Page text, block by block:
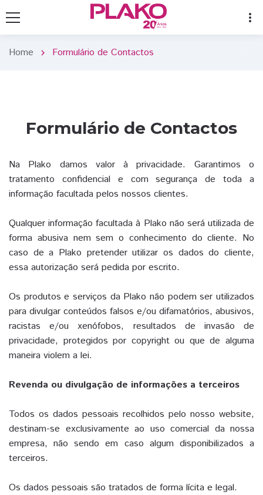
more_vert
Home chevron_right Formulário de Contactos
Formulário de Contactos
Na Plako damos valor à privacidade. Garantimos o
tratamento confidencial e com segurança de toda a
informação facultada pelos nossos clientes.
Qualquer informação facultada à Plako não será utilizada de
forma abusiva nem sem o conhecimento do cliente. No
caso de a Plako pretender utilizar os dados do cliente,
essa autorização será pedida por escrito.
Os produtos e serviços da Plako não podem ser utilizados
para divulgar conteúdos falsos e/ou difamatórios, abusivos,
racistas e/ou xenófobos, resultados de invasão de
privacidade, protegidos por copyright ou que de alguma
maneira violem a lei.
Revenda ou divulgação de informações a terceiros
Todos os dados pessoais recolhidos pelo nosso website,
destinam-se exclusivamente ao uso comercial da nossa
empresa, não sendo em caso algum disponibilizados a
terceiros.
Os dados pessoais são tratados de forma lícita e legal.